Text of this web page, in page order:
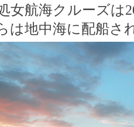
女航海クルーズは
は地中海に配船さ